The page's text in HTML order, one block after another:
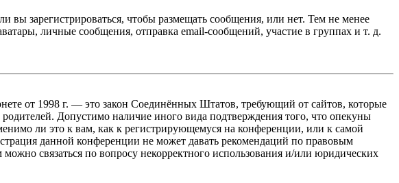
зарегистрироваться, чтобы размещать сообщения, или нет. Тем не менее
личные сообщения, отправка email-сообщений, участие в группах и т. д.
от 1998 г. — это закон Соединённых Штатов, требующий от сайтов, которые
Допустимо наличие иного вида подтверждения того, что опекуны
ли это к вам, как к регистрирующемуся на конференции, или к самой
данной конференции не может давать рекомендаций по правовым
связаться по вопросу некорректного использования и/или юридических